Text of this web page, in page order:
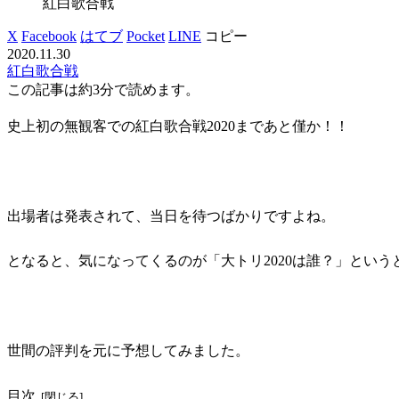
紅白歌合戦
X Facebook はてブ Pocket LINE コピー
2020.11.30
紅白歌合戦
この記事は約3分で読めます。
史上初の無観客での紅白歌合戦2020まであと僅か！！
出場者は発表されて、当日を待つばかりですよね。
となると、気になってくるのが「大トリ2020は誰？」という
世間の評判を元に予想してみました。
目次